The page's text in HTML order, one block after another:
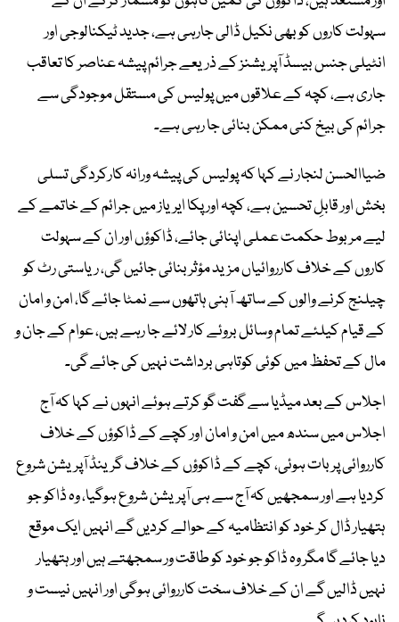
سہولت کاروں کو بھی نکیل ڈالی جارہی ہے، جدید ٹیکنالوجی اور
انٹیلی جنس بیسڈ آپریشنز کے ذریعے جرائم پیشہ عناصر کا تعاقب
جاری ہے، کچہ کے علاقوں میں پولیس کی مستقل موجودگی سے
جرائم کی بیخ کنی ممکن بنائی جا رہی ہے۔
ضیاالحسن لنجار نے کہا کہ پولیس کی پیشہ ورانہ کارکردگی تسلی
بخش اور قابلِ تحسین ہے، کچہ اور پکا ایریاز میں جرائم کے خاتمے کے
لیے مربوط حکمت عملی اپنائی جائے، ڈاکوؤں اور ان کے سہولت
کاروں کے خلاف کارروائیاں مزید مؤثر بنائی جائیں گی، ریاستی رٹ کو
چیلنج کرنے والوں کے ساتھ آہنی ہاتھوں سے نمٹا جائے گا، امن و امان
کے قیام کیلئے تمام وسائل بروئے کار لائے جا رہے ہیں، عوام کے جان و
مال کے تحفظ میں کوئی کوتاہی برداشت نہیں کی جائے گی۔
اجلاس کے بعد میڈیا سے گفت گو کرتے ہوئے انہوں نے کہا کہ آج
اجلاس میں سندھ میں امن و امان اور کچے کے ڈاکوؤں کے خلاف
کارروائی پر بات ہوئی، کچے کے ڈاکوؤں کے خلاف گرینڈ آپریشن شروع
کردیا ہے اور سمجھیں کہ آج سے ہی آپریشن شروع ہوگیا، وہ ڈاکو جو
ہتھیار ڈال کر خود کو انتظامیہ کے حوالے کردیں گے انہیں ایک موقع
دیا جائے گا مگر وہ ڈاکو جو خود کو طاقت ور سمجھتے ہیں اور ہتھیار
نہیں ڈالیں گے ان کے خلاف سخت کارروائی ہوگی اور انہیں نیست و